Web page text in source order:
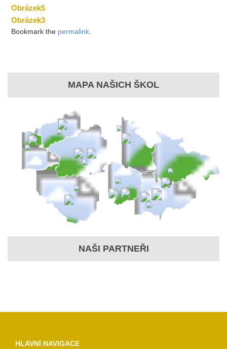
Obrázek5
Obrázek3
Bookmark the permalink
MAPA NAŠICH ŠKOL
NAŠI PARTNEŘI
HLAVNÍ NAVIGACE